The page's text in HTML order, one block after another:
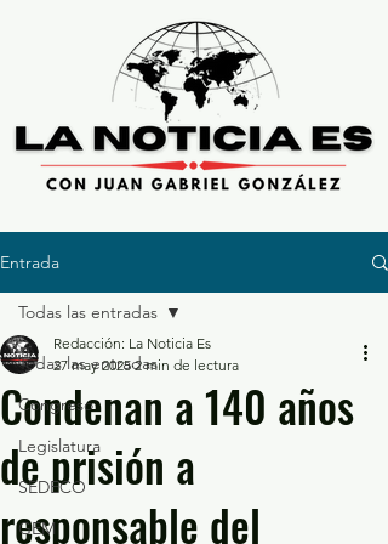
Entrada
Todas las entradas
Congreso
Legislatura
SEDECO
GEM
Todas las entradas
Condenan a 140 años
de prisión a
responsable del
Redacción: La Noticia Es
27 may 2025 2 min de lectura